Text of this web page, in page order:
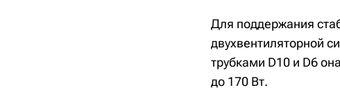
Для поддержания
двухвентиляторной
трубками D10 и D6
до 170 Вт.